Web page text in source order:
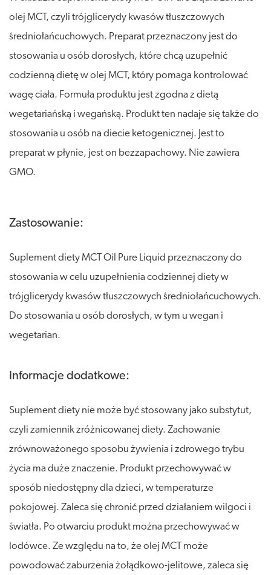
olej MCT, czyli trójglicerydy kwasów tłuszczowych
średniołańcuchowych. Preparat przeznaczony jest do
stosowania u osób dorosłych, które chcą uzupełnić
codzienną dietę w olej MCT, który pomaga kontrolować
wagę ciała. Formuła produktu jest zgodna z dietą
wegetariańską i wegańską. Produkt ten nadaje się także do
stosowania u osób na diecie ketogenicznej. Jest to
preparat w płynie, jest on bezzapachowy. Nie zawiera
GMO.
Zastosowanie:
Suplement diety MCT Oil Pure Liquid przeznaczony do
stosowania w celu uzupełnienia codziennej diety w
trójglicerydy kwasów tłuszczowych średniołańcuchowych.
Do stosowania u osób dorosłych, w tym u wegan i
wegetarian.
Informacje dodatkowe:
Suplement diety nie może być stosowany jako substytut,
czyli zamiennik zróżnicowanej diety. Zachowanie
zrównoważonego sposobu żywienia i zdrowego trybu
życia ma duże znaczenie. Produkt przechowywać w
sposób niedostępny dla dzieci, w temperaturze
pokojowej. Zaleca się chronić przed działaniem wilgoci i
światła. Po otwarciu produkt można przechowywać w
lodówce. Ze względu na to, że olej MCT może
powodować zaburzenia żołądkowo-jelitowe, zaleca się